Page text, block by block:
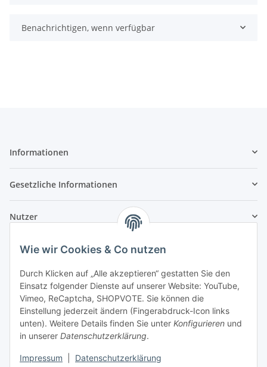
Wie wir Cookies & Co nutzen
Durch Klicken auf „Alle akzeptieren“ gestatten Sie den
Einsatz folgender Dienste auf unserer Website: YouTube,
Vimeo, ReCaptcha, SHOPVOTE. Sie können die
Einstellung jederzeit ändern (Fingerabdruck-Icon links
unten). Weitere Details finden Sie unter Konfigurieren und
in unserer Datenschutzerklärung.
Impressum Datenschutzerklärung
Benachrichtigen, wenn verfügbar
Informationen
Gesetzliche Informationen
Nutzer